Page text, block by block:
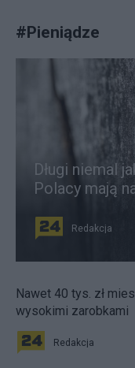
#Pieniądze
Długi niemal
Polacy mają
Redakcja
Nawet 40 tys. zł
wysokimi zarobkami
Redakcja